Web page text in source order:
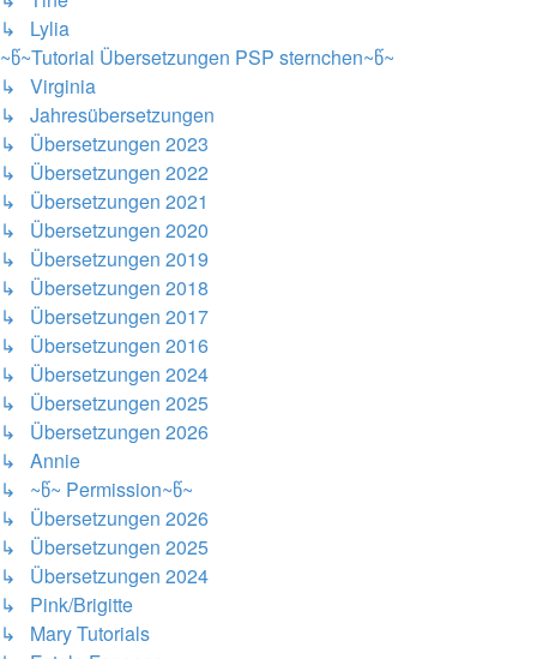
↳ Lylia
~წ~Tutorial Übersetzungen PSP sternchen~წ~
↳ Virginia
↳ Jahresübersetzungen
↳ Übersetzungen 2023
↳ Übersetzungen 2022
↳ Übersetzungen 2021
↳ Übersetzungen 2020
↳ Übersetzungen 2019
↳ Übersetzungen 2018
↳ Übersetzungen 2017
↳ Übersetzungen 2016
↳ Übersetzungen 2024
↳ Übersetzungen 2025
↳ Übersetzungen 2026
↳ Annie
↳ ~წ~ Permission~წ~
↳ Übersetzungen 2026
↳ Übersetzungen 2025
↳ Übersetzungen 2024
↳ Pink/Brigitte
↳ Mary Tutorials